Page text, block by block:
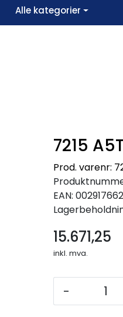
Alle kategorier
7215
Prod. varenr:
EAN:
15.671,25
inkl. mva.
-